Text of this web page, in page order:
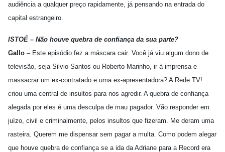
audiência a qualquer preço rapidamente, já pensando na entrada do
capital estrangeiro.
ISTOÉ – Não houve quebra de confiança da sua parte?
Gallo – Este episódio fez a máscara cair. Você já viu algum dono de
televisão, seja Silvio Santos ou Roberto Marinho, ir à imprensa e
massacrar um ex-contratado e uma ex-apresentadora? A Rede TV!
criou uma central de insultos para nos agredir. A quebra de confiança
alegada por eles é uma desculpa de mau pagador. Vão responder em
juízo, civil e criminalmente, pelos insultos que fizeram. Me deram uma
rasteira. Querem me dispensar sem pagar a multa. Como podem alegar
que houve quebra de confiança se a ida da Adriane para a Record era